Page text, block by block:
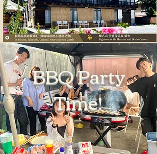
BBQ Party
Time!